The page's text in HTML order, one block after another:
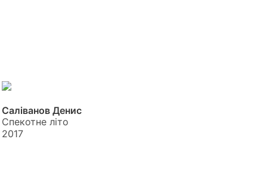
Саліванов Денис
Спекотне літо
2017